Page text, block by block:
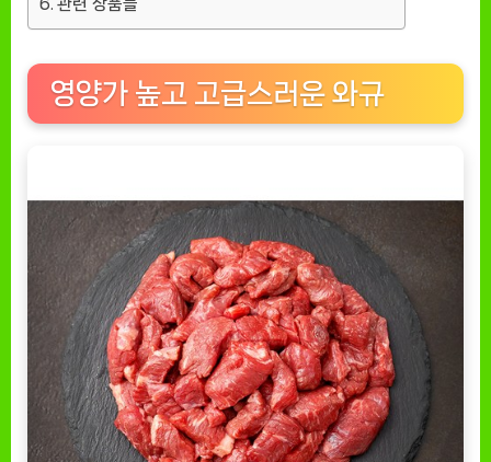
관련 상품들
영양가 높고 고급스러운 와규